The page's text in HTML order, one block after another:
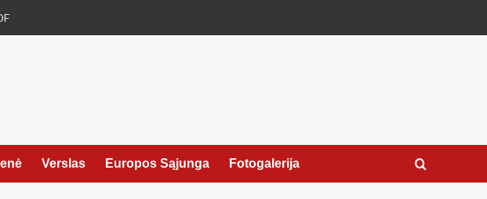
Verslas Europos Sąjunga Fotogalerija